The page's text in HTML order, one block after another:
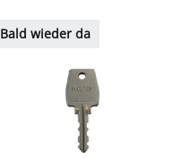
Bald wieder da